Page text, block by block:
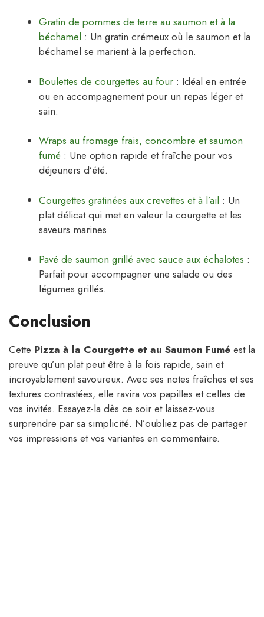
Gratin de pommes de terre au saumon et à la
béchamel : Un gratin crémeux où le saumon et la
béchamel se marient à la perfection.
Boulettes de courgettes au four : Idéal en entrée
ou en accompagnement pour un repas léger et
sain.
Wraps au fromage frais, concombre et saumon
fumé : Une option rapide et fraîche pour vos
déjeuners d’été.
Courgettes gratinées aux crevettes et à l’ail : Un
plat délicat qui met en valeur la courgette et les
saveurs marines.
Pavé de saumon grillé avec sauce aux échalotes :
Parfait pour accompagner une salade ou des
légumes grillés.
Conclusion
Cette Pizza à la Courgette et au Saumon Fumé est la
preuve qu’un plat peut être à la fois rapide, sain et
incroyablement savoureux. Avec ses notes fraîches et ses
textures contrastées, elle ravira vos papilles et celles de
vos invités. Essayez-la dès ce soir et laissez-vous
surprendre par sa simplicité. N’oubliez pas de partager
vos impressions et vos variantes en commentaire.